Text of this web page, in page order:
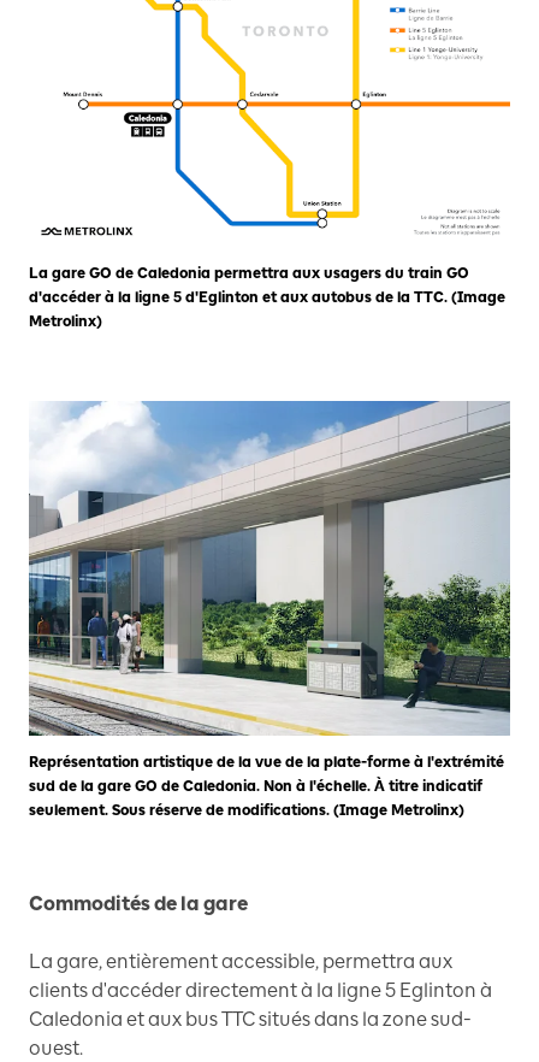
La gare GO de Caledonia permettra aux usagers du train GO
d'accéder à la ligne 5 d'Eglinton et aux autobus de la TTC. (Image
Metrolinx)
Représentation artistique de la vue de la plate-forme à l'extrémité
sud de la gare GO de Caledonia. Non à l'échelle. À titre indicatif
seulement. Sous réserve de modifications. (Image Metrolinx)
Commodités de la gare
La gare, entièrement accessible, permettra aux
clients d'accéder directement à la ligne 5 Eglinton à
Caledonia et aux bus TTC situés dans la zone sud-
ouest.